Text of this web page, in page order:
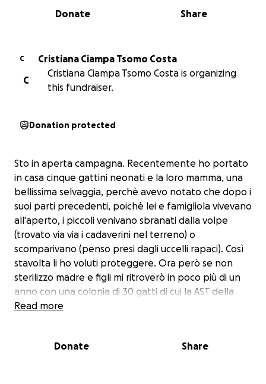
0% complete
Share
Donate
C
Cristiana Ciampa Tsomo Costa
C
Cristiana Ciampa Tsomo Costa is organizing
this fundraiser.
Donation protected
Sto in aperta campagna. Recentemente ho portato
in casa cinque gattini neonati e la loro mamma, una
bellissima selvaggia, perchè avevo notato che dopo i
suoi parti precedenti, poichè lei e famigliola vivevano
all'aperto, i piccoli venivano sbranati dalla volpe
(trovato via via i cadaverini nel terreno) o
scomparivano (penso presi dagli uccelli rapaci). Così
stavolta li ho voluti proteggere. Ora però se non
sterilizzo madre e figli mi ritroverò in poco più di un
anno con una colonia di 30 gatti di cui la AST della
nostra zona, come dichiarato dal Comune in cui
momento della sterilizzazione si avvicina. Chiedo
Read more
Donate Share